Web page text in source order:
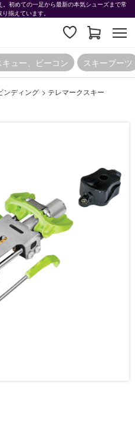
初めての一足から最新の本気シューズまで常
揃えています。
ュー、ビーコン スキーブーツ
ンディング > テレマークスキー